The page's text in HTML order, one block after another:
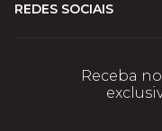
REDES SOCIAIS
Receba